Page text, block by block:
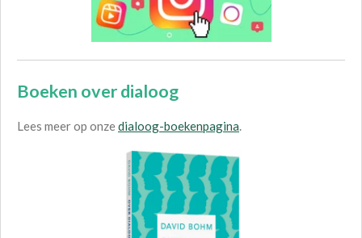
Boeken over dialoog
Lees meer op onzedialoog-boekenpagina.